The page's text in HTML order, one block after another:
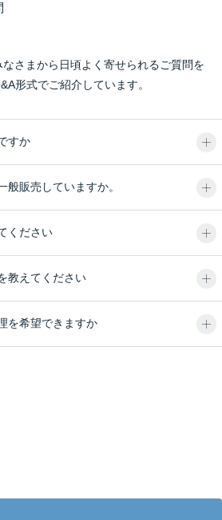
問
なさまから日頃よく寄せられるご質問を
形式でご紹介しています。
すか
般販売していますか。
ください
教えてください
を希望できますか